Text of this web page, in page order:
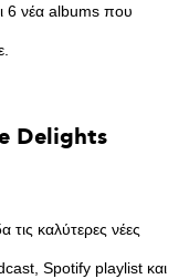
6 νέα albums που
Delights
τις καλύτερες νέες
Spotify playlist και